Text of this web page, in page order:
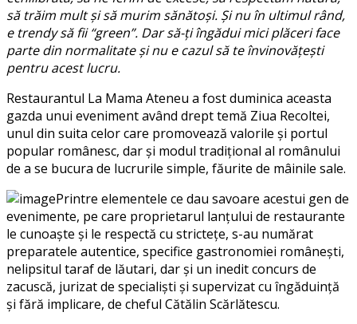
să trăim mult și să murim sănătoși. Și nu în ultimul rând,
e trendy să fii “green”. Dar să-ți îngădui mici plăceri face
parte din normalitate și nu e cazul să te învinovățești
pentru acest lucru.
Restaurantul La Mama Ateneu a fost duminica aceasta
gazda unui eveniment având drept temă Ziua Recoltei,
unul din suita celor care promovează valorile și portul
popular românesc, dar și modul tradițional al românului
de a se bucura de lucrurile simple, făurite de mâinile sale.
Printre elementele ce dau savoare acestui gen de
evenimente, pe care proprietarul lanțului de restaurante
le cunoaște și le respectă cu strictețe, s-au numărat
preparatele autentice, specifice gastronomiei românești,
nelipsitul taraf de lăutari, dar și un inedit concurs de
zacuscă, jurizat de specialiști și supervizat cu îngăduință
și fără implicare, de cheful Cătălin Scărlătescu.